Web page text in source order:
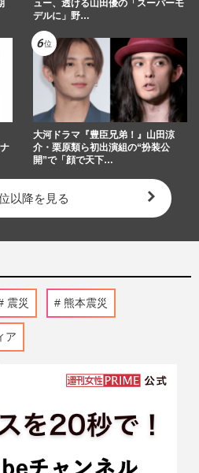
ュー、透ける山田優の「スーパーモ
デルに」野…
大河ドラマ『豊臣兄弟！』山田涼
介・栗原類ら初出演組の“扮装公
開”で「顔で天下…
以降を見る
震災 熊本震災
ア